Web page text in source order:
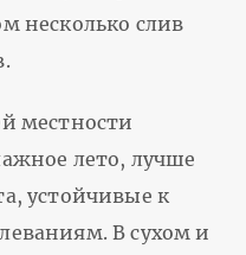
несколько слив
местности
лето, лучше
устойчивые к
В сухом и